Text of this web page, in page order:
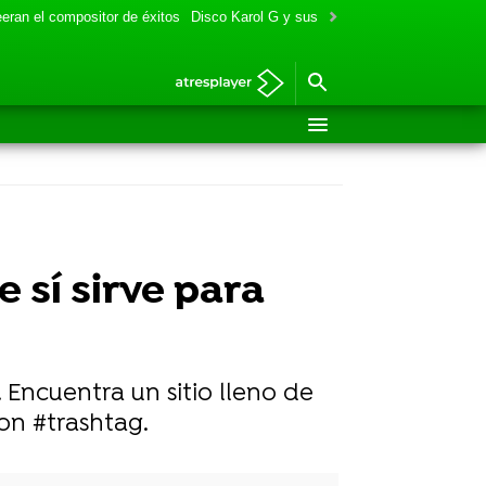
el compositor de éxitos Disco Karol G y sus colaboraciones
sí sirve para
un sitio lleno de
#trashtag.